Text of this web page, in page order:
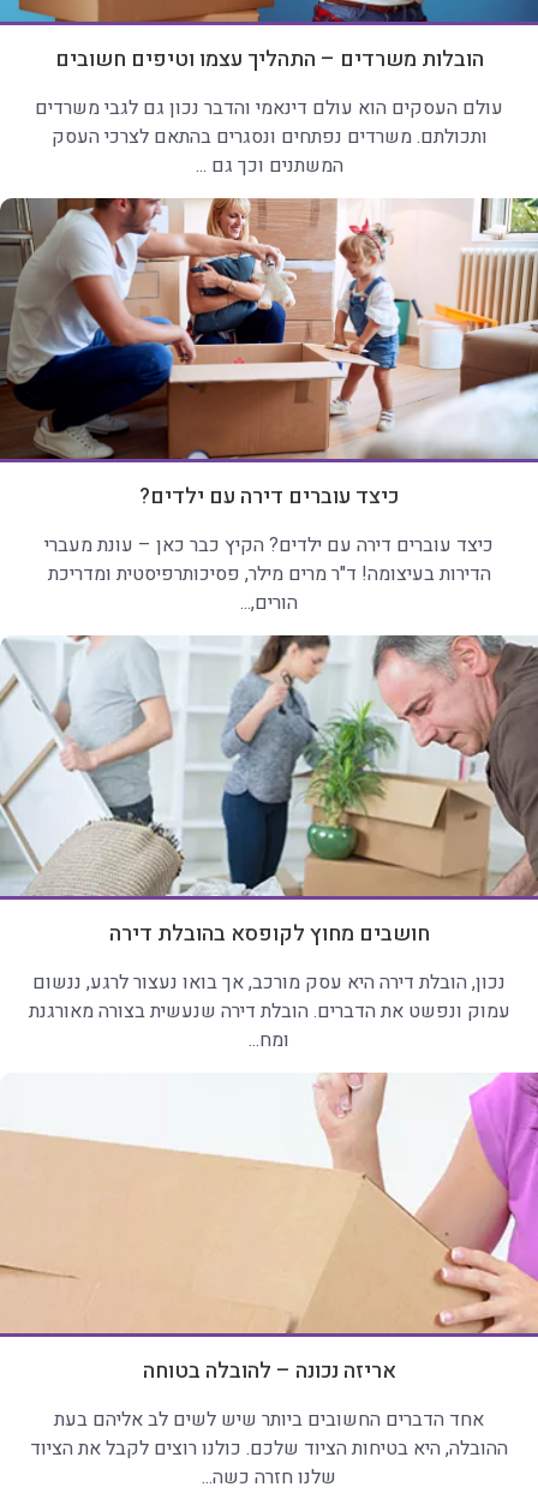
הובלות משרדים – התהליך עצמו וטיפים חשובים
עולם העסקים הוא עולם דינאמי והדבר נכון גם לגבי משרדים
ותכולתם. משרדים נפתחים ונסגרים בהתאם לצרכי העסק
המשתנים וכך גם ...
כיצד עוברים דירה עם ילדים?
כיצד עוברים דירה עם ילדים? הקיץ כבר כאן – עונת מעברי
הדירות בעיצומה! ד"ר מרים מילר, פסיכותרפיסטית ומדריכת
הורים,...
חושבים מחוץ לקופסא בהובלת דירה
נכון, הובלת דירה היא עסק מורכב, אך בואו נעצור לרגע, ננשום
עמוק ונפשט את הדברים. הובלת דירה שנעשית בצורה מאורגנת
ומח...
אריזה נכונה – להובלה בטוחה
אחד הדברים החשובים ביותר שיש לשים לב אליהם בעת
ההובלה, היא בטיחות הציוד שלכם. כולנו רוצים לקבל את הציוד
שלנו חזרה כשה...